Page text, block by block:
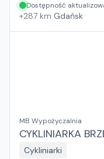
Dostępność
+287 km Gdańsk
MB Wypożyczalnia
CYKLINIARKA
Cykliniarki